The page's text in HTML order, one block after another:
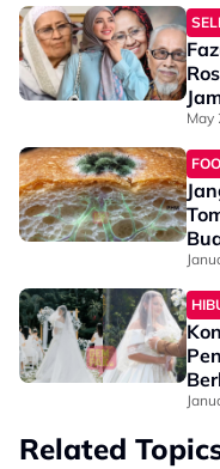
May
Related